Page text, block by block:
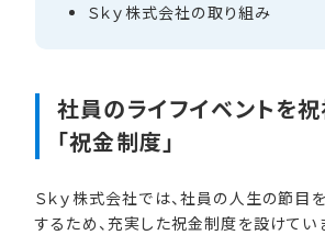
Ｓｋｙ株式会社の​取り組み
社員の​ライフイベントを​
「祝金制度」
Ｓｋｙ株式会社では、社員の人生の節目
するため、充実した祝金制度を設けてい